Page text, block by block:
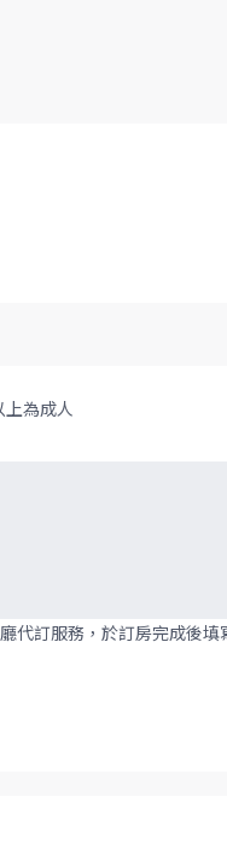
上為成人
代訂服務，於訂房完成後